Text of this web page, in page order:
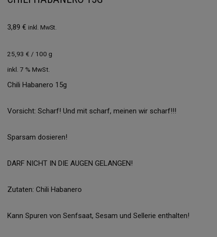
3,89 € inkl. MwSt.
25,93 € / 100 g
inkl. 7 % MwSt.
Chili Habanero 15g
Vorsicht: Scharf! Und mit scharf, meinen wir scharf!!!
Sparsam dosieren!
DARF NICHT IN DIE AUGEN GELANGEN!
Zutaten: Chili Habanero
Kann Spuren von Senfsaat, Sesam und Sellerie enthalten!